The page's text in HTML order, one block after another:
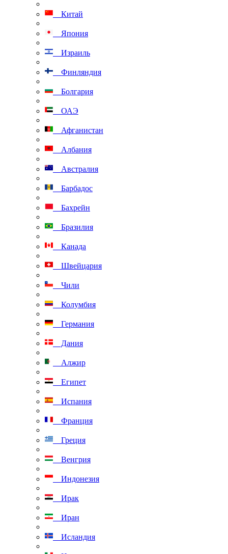
Китай
Япония
Израиль
Финляндия
Болгария
ОАЭ
Афганистан
Албания
Австралия
Барбадос
Бахрейн
Бразилия
Канада
Швейцария
Чили
Колумбия
Германия
Дания
Алжир
Египет
Испания
Франция
Греция
Венгрия
Индонезия
Ирак
Иран
Исландия